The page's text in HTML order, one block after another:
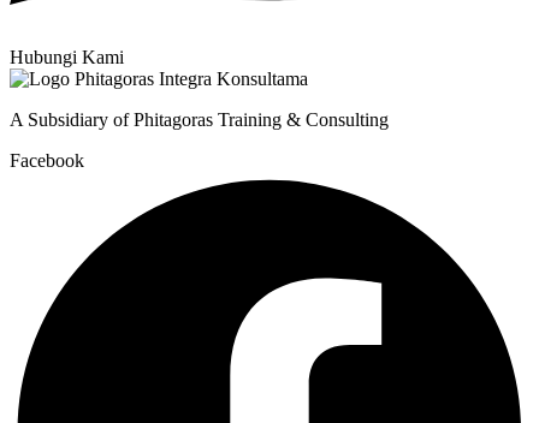
Hubungi Kami
A Subsidiary of Phitagoras Training & Consulting
Facebook